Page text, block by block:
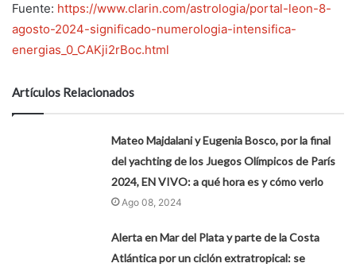
Fuente: https://www.clarin.com/astrologia/portal-leon-8-
agosto-2024-significado-numerologia-intensifica-
energias_0_CAKji2rBoc.html
Artículos Relacionados
Mateo Majdalani y Eugenia Bosco, por la final
del yachting de los Juegos Olímpicos de París
2024, EN VIVO: a qué hora es y cómo verlo
Ago 08, 2024
Alerta en Mar del Plata y parte de la Costa
Atlántica por un ciclón extratropical: se